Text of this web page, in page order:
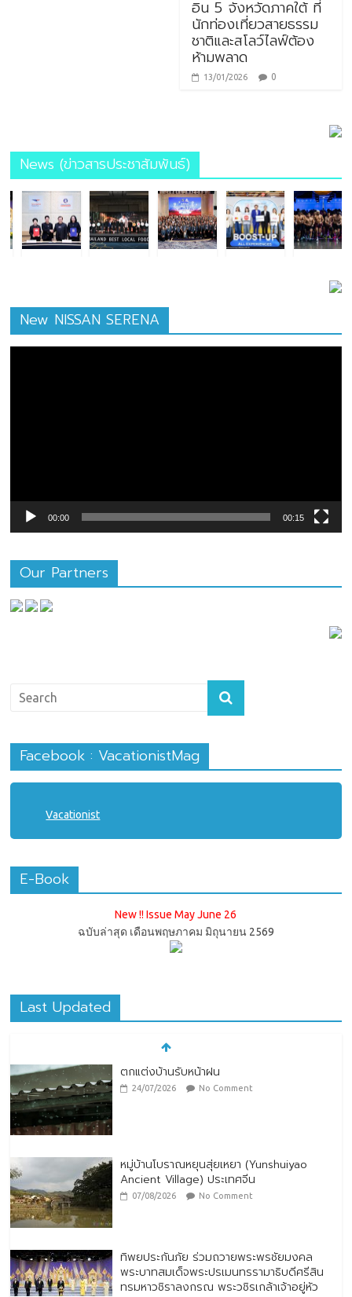
อิน 5 จังหวัดภาคใต้ ที่
นักท่องเที่ยวสายธรรม
ชาติและสโลว์ไลฟ์ต้อง
ห้ามพลาด
13/01/2026 0
News (ข่าวสารประชาสัมพันธ์)
New NISSAN SERENA
00:00 00:15
Our Partners
Facebook : VacationistMag
Vacationist
E-Book
New !! Issue May June 26
ฉบับล่าสุด เดือนพฤษภาคม มิถุนายน 2569
Last Updated
ตกแต่งบ้านรับหน้าฝน
24/07/2026 No Comment
หมู่บ้านโบราณหยุนสุ่ยเหยา (Yunshuiyao
Ancient Village) ประเทศจีน
07/08/2026 No Comment
ทิพยประกันภัย ร่วมถวายพระพรชัยมงคล
พระบาทสมเด็จพระปรเมนทรรามาธิบดีศรีสิน
ทรมหาวชิราลงกรณ พระวชิรเกล้าเจ้าอยู่หัว